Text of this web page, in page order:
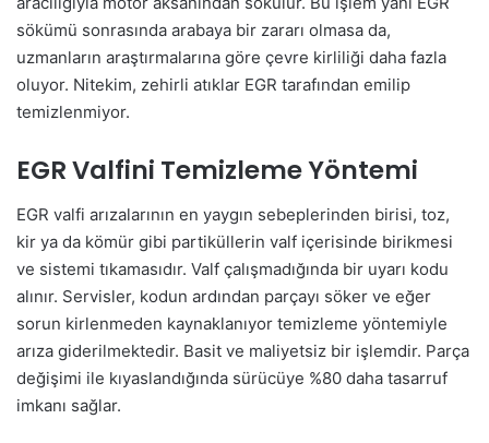
sökümü sonrasında arabaya bir zararı olmasa da,
uzmanların araştırmalarına göre çevre kirliliği daha fazla
oluyor. Nitekim, zehirli atıklar EGR tarafından emilip
temizlenmiyor.
EGR Valfini Temizleme Yöntemi
EGR valfi arızalarının en yaygın sebeplerinden birisi, toz,
kir ya da kömür gibi partiküllerin valf içerisinde birikmesi
ve sistemi tıkamasıdır. Valf çalışmadığında bir uyarı kodu
alınır. Servisler, kodun ardından parçayı söker ve eğer
sorun kirlenmeden kaynaklanıyor temizleme yöntemiyle
arıza giderilmektedir. Basit ve maliyetsiz bir işlemdir. Parça
değişimi ile kıyaslandığında sürücüye %80 daha tasarruf
imkanı sağlar.